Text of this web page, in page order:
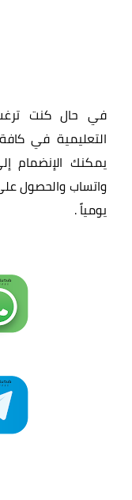
في حال كنت
التعليمية في
يمكنك الإنضمام
واتساب والحصول
يومياً.